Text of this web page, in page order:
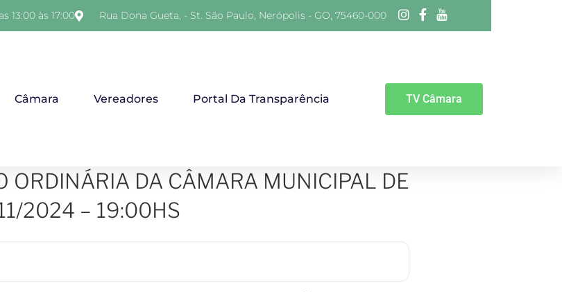
13:00 às 17:00 Rua Dona Gueta, - St. São Paulo, Nerópolis - GO, 75460-000
Câmara Vereadores Portal Da Transparência TV Câmara
ORDINÁRIA DA CÂMARA MUNICIPAL DE
2024 – 19:00HS